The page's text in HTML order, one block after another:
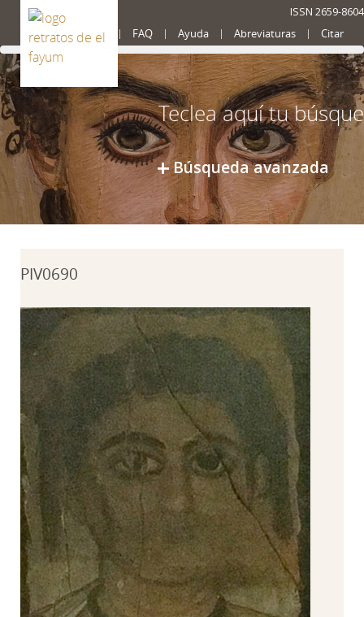
ISSN 2659-8604
Presentación FAQ Ayuda Abreviaturas Citar
Búsqueda avanzada
PIV0690